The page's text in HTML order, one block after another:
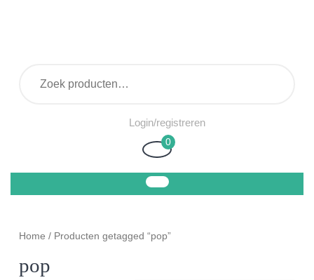
Login/registrerenLogin/registreren
Winkelwagen
0
Home / Producten getagged “pop”
pop